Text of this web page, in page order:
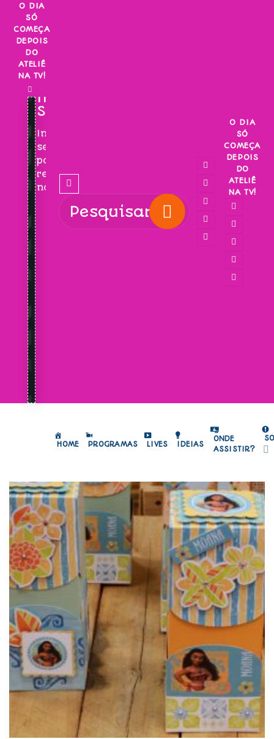
Skip
content
O DIA
SÓ
COMEÇA
DEPOIS
DO
ATELIÊ
NA TV!
INSCREVA-
SE!
Inscreva-
se
para
receber
novidades!
O DIA
SÓ
COMEÇA
DEPOIS
DO
ATELIÊ
NA TV!
HOME PROGRAMAS LIVES IDEIAS
ONDE
ASSISTIR?